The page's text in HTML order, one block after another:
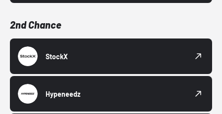
2nd Chance
StockX
Hypeneedz